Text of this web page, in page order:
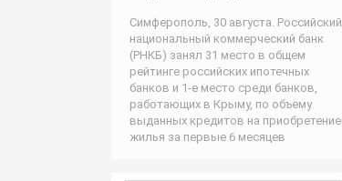
Симферополь, 30 августа. Российский
национальный коммерческий банк
(РНКБ) занял 31 место в общем
рейтинге российских ипотечных
банков и 1-е место среди банков,
работающих в Крыму, по объему
выданных кредитов на приобретение
жилья за первые 6 месяцев